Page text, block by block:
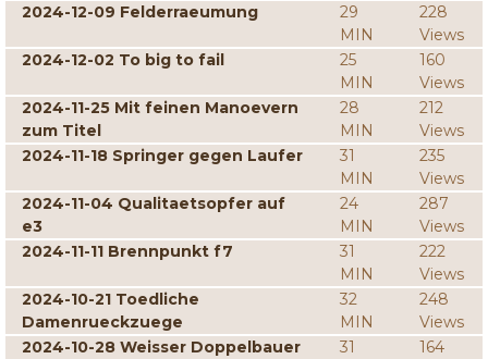
2024-12-09 Felderraeumung
29
MIN
228
Views
2024-12-02 To big to fail
25
MIN
160
Views
2024-11-25 Mit feinen Manoevern
zum Titel
28
MIN
212
Views
2024-11-18 Springer gegen Laufer
31
MIN
235
Views
2024-11-04 Qualitaetsopfer auf
e3
24
MIN
287
Views
2024-11-11 Brennpunkt f7
31
MIN
222
Views
2024-10-21 Toedliche
Damenrueckzuege
32
MIN
248
Views
2024-10-28 Weisser Doppelbauer
31
164